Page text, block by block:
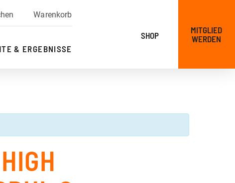
Warenkorb
& ERGEBNISSE
SHOP
MITGLIED
WERDEN